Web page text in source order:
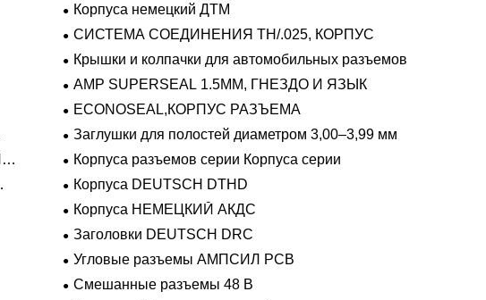
Корпуса немецкий ДТМ
СИСТЕМА СОЕДИНЕНИЯ TH/.025, КОРПУС
Крышки и колпачки для автомобильных разъемов
AMP SUPERSEAL 1.5MM, ГНЕЗДО И ЯЗЫК
ECONOSEAL,КОРПУС РАЗЪЕМА
Заглушки для полостей диаметром 3,00–3,99 мм
Корпуса разъемов серии Корпуса серии
Корпуса DEUTSCH DTHD
Корпуса НЕМЕЦКИЙ АКДС
Заголовки DEUTSCH DRC
Угловые разъемы АМПСИЛ PCB
Смешанные разъемы 48 В